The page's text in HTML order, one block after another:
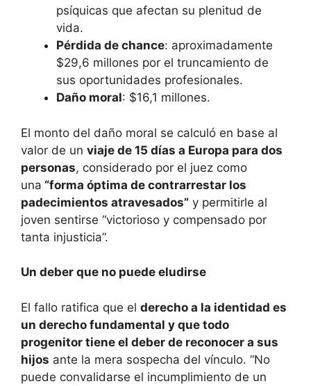
psíquicas que afectan su plenitud de
vida.
Pérdida de chance: aproximadamente
$29,6 millones por el truncamiento de
sus oportunidades profesionales.
Daño moral: $16,1 millones.
El monto del daño moral se calculó en base al
valor de un viaje de 15 días a Europa para dos
personas, considerado por el juez como
una “forma óptima de contrarrestar los
padecimientos atravesados” y permitirle al
joven sentirse “victorioso y compensado por
tanta injusticia”.
Un deber que no puede eludirse
El fallo ratifica que el derecho a la identidad es
un derecho fundamental y que todo
progenitor tiene el deber de reconocer a sus
hijos ante la mera sospecha del vínculo. “No
puede convalidarse el incumplimiento de un